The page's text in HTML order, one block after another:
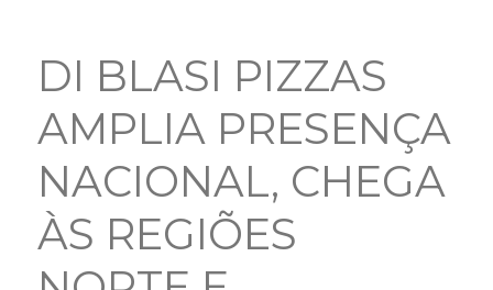
DI BLASI PIZZAS
AMPLIA PRESENÇA
NACIONAL, CHEGA
ÀS REGIÕES